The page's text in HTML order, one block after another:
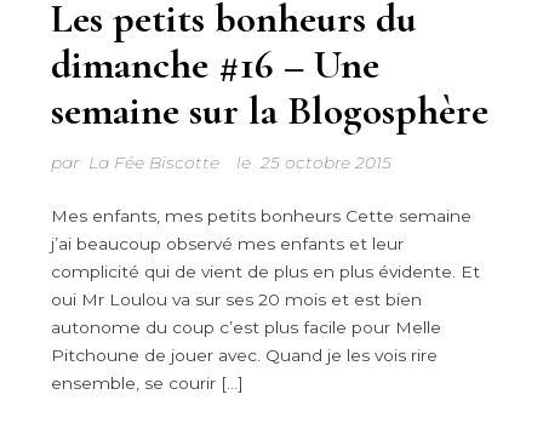
Les petits bonheurs du
dimanche #16 – Une
semaine sur la Blogosphère
par La Fée Biscotte le 25 octobre 2015
Mes enfants, mes petits bonheurs Cette semaine
j’ai beaucoup observé mes enfants et leur
complicité qui de vient de plus en plus évidente. Et
oui Mr Loulou va sur ses 20 mois et est bien
autonome du coup c’est plus facile pour Melle
Pitchoune de jouer avec. Quand je les vois rire
ensemble, se courir […]